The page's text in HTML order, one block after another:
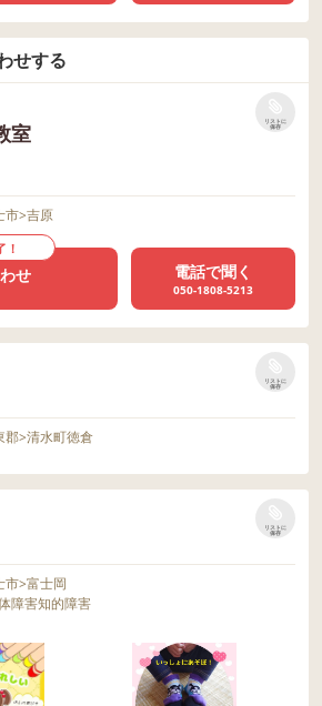
せする
室
リストに
保存
市>吉原
！
せ 電話で聞く
050-1808-5213
リストに
保存
郡>清水町徳倉
リストに
保存
市>富士岡
障害知的障害